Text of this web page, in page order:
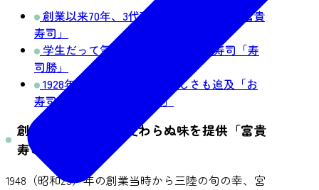
創業以来70年、3代変わらぬ味を提供「富貴
寿司」
学生だって気軽に立ち寄れる大衆寿司「寿
司勝」
1928年創業。伝統を守り新しさも追及「お
寿司と旬菜料理 たちばな」
創業以来70年、3代変わらぬ味を提供「富貴
寿司」
1948（昭和23）年の創業当時から三陸の旬の幸、宮